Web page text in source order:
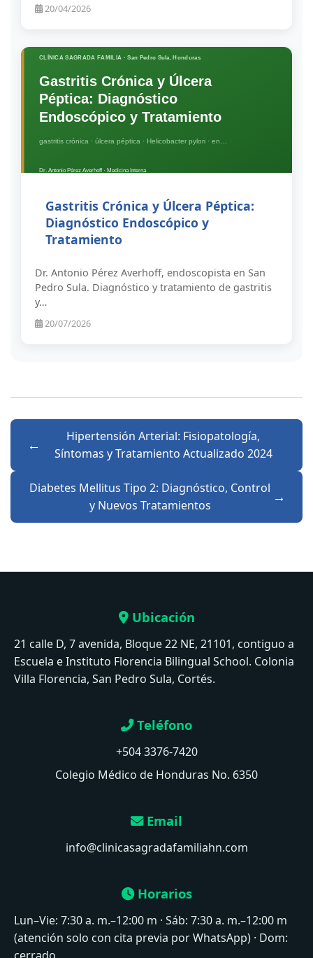
20/04/2026
Gastritis Crónica y Úlcera Péptica:
Diagnóstico Endoscópico y
Tratamiento
Dr. Antonio Pérez Averhoff, endoscopista en San
Pedro Sula. Diagnóstico y tratamiento de gastritis
y…
20/07/2026
Hipertensión Arterial: Fisiopatología,
Síntomas y Tratamiento Actualizado 2024
Diabetes Mellitus Tipo 2: Diagnóstico, Control
y Nuevos Tratamientos
Ubicación
21 calle D, 7 avenida, Bloque 22 NE, 21101, contiguo a
Escuela e Instituto Florencia Bilingual School. Colonia
Villa Florencia, San Pedro Sula, Cortés.
Teléfono
+504 3376-7420
Colegio Médico de Honduras No. 6350
Email
info@clinicasagradafamiliahn.com
Horarios
Lun–Vie: 7:30 a. m.–12:00 m · Sáb: 7:30 a. m.–12:00 m
(atención solo con cita previa por WhatsApp) · Dom: